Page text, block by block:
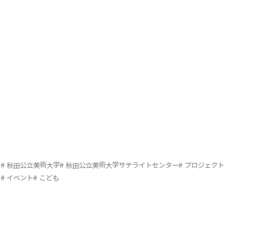
# 秋田公立美術大学# 秋田公立美術大学サテライトセンター# プロジェクト
# イベント# こども